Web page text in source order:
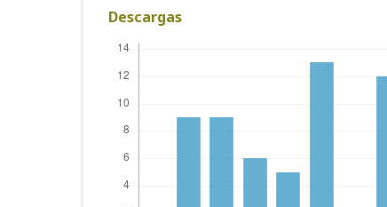
Descargas